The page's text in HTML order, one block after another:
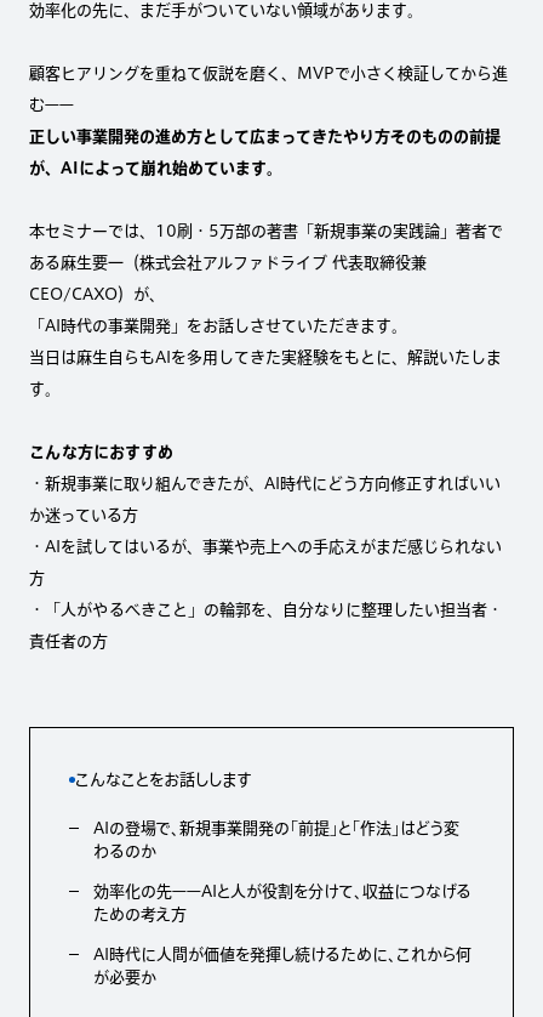
効率化の先に、まだ手がついていない領域があります。
顧客ヒアリングを重ねて仮説を磨く、MVPで小さく検証してから進
む——
正しい事業開発の進め方として広まってきたやり方そのものの前提
が、AIによって崩れ始めています。
本セミナーでは、10刷・5万部の著書「新規事業の実践論」著者で
ある麻生要一（株式会社アルファドライブ 代表取締役兼
CEO/CAXO）が、
「AI時代の事業開発」をお話しさせていただきます。
当日は麻生自らもAIを多用してきた実経験をもとに、解説いたしま
す。
こんな方におすすめ
・新規事業に取り組んできたが、AI時代にどう方向修正すればいい
か迷っている方
・AIを試してはいるが、事業や売上への手応えがまだ感じられない
方
・「人がやるべきこと」の輪郭を、自分なりに整理したい担当者・
責任者の方
こんなことをお話しします
AIの登場で、新規事業開発の「前提」と「作法」はどう変
わるのか
効率化の先——AIと人が役割を分けて、収益につなげる
ための考え方
AI時代に人間が価値を発揮し続けるために、これから何
が必要か